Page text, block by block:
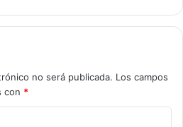
no será publicada. Los campos
con *